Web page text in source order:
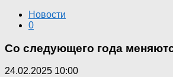
Новости
0
Со следующего года
24.02.2025 10:00